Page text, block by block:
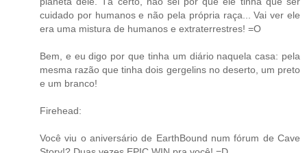
cuidado por humanos e não pela própria raça... Vai ver ele
era uma mistura de humanos e extraterrestres! =O
Bem, e eu digo por que tinha um diário naquela casa: pela
mesma razão que tinha dois gergelins no deserto, um preto
e um branco!
Firehead:
Você viu o aniversário de EarthBound num fórum de Cave